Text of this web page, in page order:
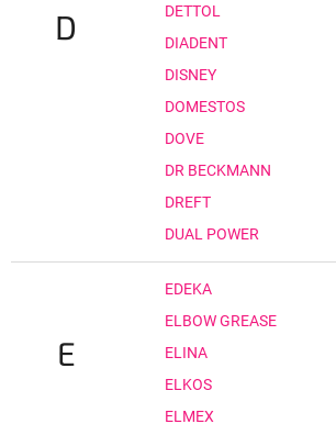
D
DETTOL
DIADENT
DISNEY
DOMESTOS
DOVE
DR BECKMANN
DREFT
DUAL POWER
E
EDEKA
ELBOW GREASE
ELINA
ELKOS
ELMEX